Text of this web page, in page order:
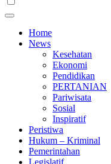
Home
News
Kesehatan
Ekonomi
Pendidikan
PERTANIAN
Pariwisata
Sosial
Inspiratif
Peristiwa
Hukum – Kriminal
Pemerintahan
Legislatif